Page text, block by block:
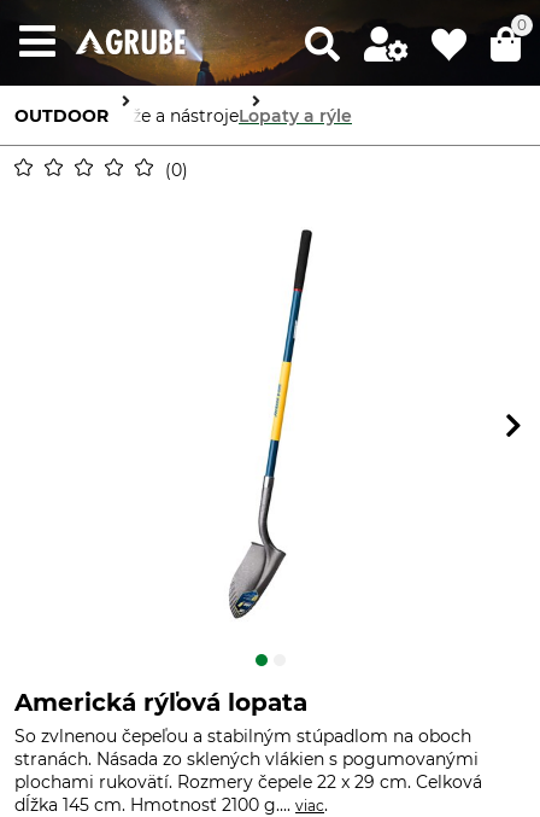
0
OUTDOOR Nože a nástrojeLopaty a rýle
0
Americká rýľová lopata
So zvlnenou čepeľou a stabilným stúpadlom na oboch
stranách. Násada zo sklených vlákien s pogumovanými
plochami rukovätí. Rozmery čepele 22 x 29 cm. Celková
dĺžka 145 cm. Hmotnosť 2100 g.... viac.